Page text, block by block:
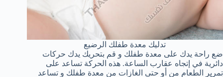
تدليك معدة طفلك الرضيع
ضع راحة يدك على معدة طفلك و قم بتحريك يدك حركات
دائرية في إتجاه عقارب الساعة. هذه الحركة تساعد على
تمرير الطعام من أو حتى الغازات من معدة طفلك و تساعد